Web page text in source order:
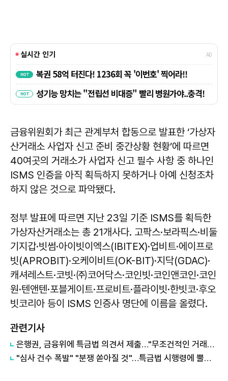
금융위원회가 최근 관계부처 합동으로 발표한 ‘가상자
산거래소 사업자 신고 준비 중간상황 현황’에 따르면
40여곳의 거래소가 사업자 신고 필수 사항 중 하나인
ISMS 인증을 아직 획득하지 못하거나 아예 신청조차
하지 않은 것으로 파악됐다.
정부 발표에 따르면 지난 23일 기준 ISMS를 획득한
가상자산거래소는 총 21개사다. 고팍스·보라픽스·비둘
기지갑·빗썸·아이빗이엑스(IBITEX)·업비트·에이프로
빗(APROBIT)·오케이비트(OK-BIT)·지닥(GDAC)·
캐셔레스트·코빗·㈜코어닥스·코인빗·코인앤코인·코인
원·텐앤텐·포블게이트·프로비트·플라이빗·한빗코·후오
빗코리아 등이 ISMS 인증사 명단에 이름을 올렸다.
관련기사
은행권, 금융위에 특금법 의견서 제출…"무조건적인 거래정지 안돼"
"심사 건수 폭발" "분쟁 쏟아질 것"…특금법 시행령에 뿔난 거래소들